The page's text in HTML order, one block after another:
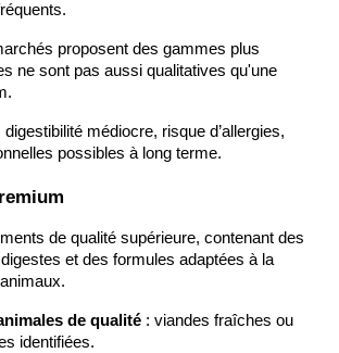
proposent des gammes plus
ne sont pas aussi qualitatives qu'une
digestibilité médiocre, risque d’allergies,
possibles à long terme.
de qualité supérieure, contenant des
et des formules adaptées à la
de qualité : viandes fraîches ou
identifiées.